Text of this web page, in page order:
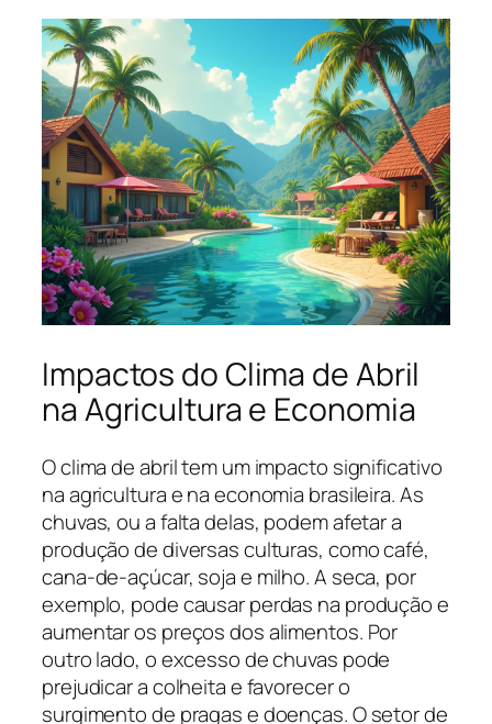
Impactos do Clima de Abril
na Agricultura e Economia
O clima de abril tem um impacto significativo
na agricultura e na economia brasileira. As
chuvas, ou a falta delas, podem afetar a
produção de diversas culturas, como café,
cana-de-açúcar, soja e milho. A seca, por
exemplo, pode causar perdas na produção e
aumentar os preços dos alimentos. Por
outro lado, o excesso de chuvas pode
prejudicar a colheita e favorecer o
surgimento de pragas e doenças. O setor de